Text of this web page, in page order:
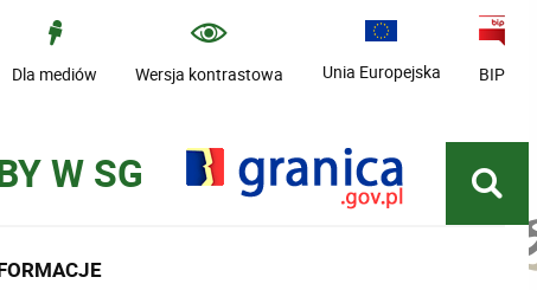
Dla mediów Wersja kontrastowa Unia Europejska BIP
W SG